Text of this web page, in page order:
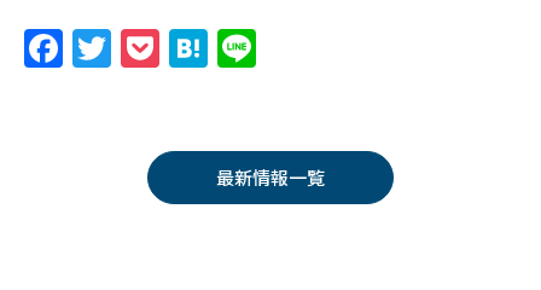
F T
er
P
k
et
H
n
a
最新情報一覧